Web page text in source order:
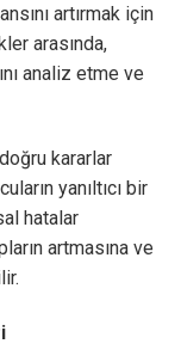
artırmak için
arasında,
analiz etme ve
kararlar
yanıltıcı bir
hatalar
artmasına ve